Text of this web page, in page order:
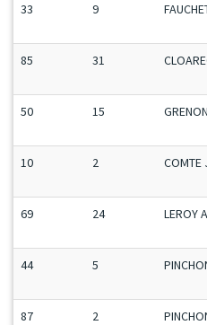
33 9
85 31
50 15
10 2 COMTE
69 24 LEROY
44 5
87 2